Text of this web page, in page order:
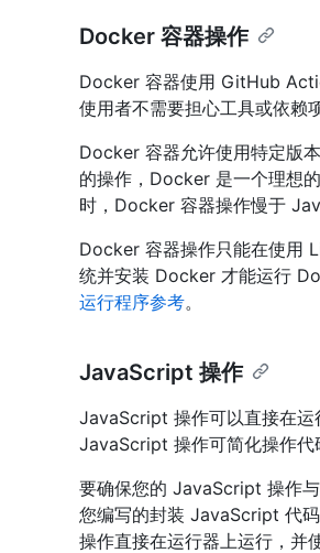
Docker 容器操作
Docker 容器使用 GitHub
使用者不需要担心工具或依赖项
Docker 容器允许使用特定版
的操作，Docker 是一个理想
时，Docker 容器操作慢于
Docker 容器操作只能在使用
统并安装 Docker 才能运行
运行程序参考。
JavaScript 操作
JavaScript 操作可以直接在运
JavaScript 操作可简化操作代
要确保您的 JavaScript 操作
您编写的封装 JavaScript 代
操作直接在运行器上运行，并